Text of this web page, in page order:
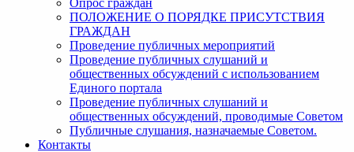
Опрос граждан
ПОЛОЖЕНИЕ О ПОРЯДКЕ ПРИСУТСТВИЯ
ГРАЖДАН
Проведение публичных мероприятий
Проведение публичных слушаний и
общественных обсуждений с использованием
Единого портала
Проведение публичных слушаний и
общественных обсуждений, проводимые Советом
Публичные слушания, назначаемые Советом.
Контакты